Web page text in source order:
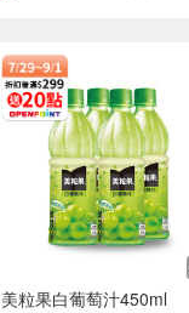
美粒果白葡萄汁450ml